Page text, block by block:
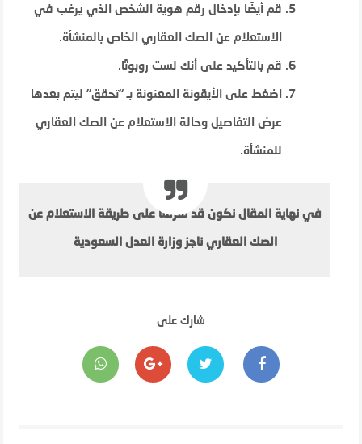
قم أيضًا بإدخال رقم هوية الشخص الذي يرغب في
الاستعلام عن الصك العقاري الخاص بالمنشأة.
قم بالتأكيد على أنك لست روبوتًا.
اضغط على الأيقونة المعنونة بـ “تحقق” ليتم بعدها
عرض التفاصيل وحالة الاستعلام عن الصك العقاري
للمنشأة.
في نهاية المقال نكون قد تعرفنا على طريقة الاستعلام عن
الصك العقاري ناجز وزارة العدل السعودية
شارك على